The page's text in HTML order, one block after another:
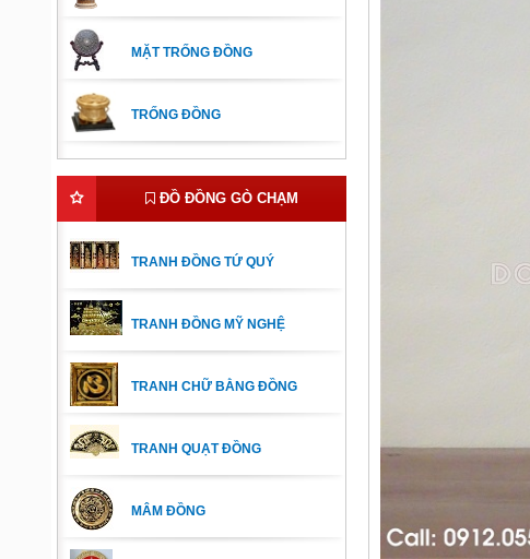
MẶT TRỐNG ĐỒNG
TRỐNG ĐỒNG
ĐỒ ĐỒNG GÒ CHẠM
TRANH ĐỒNG TỨ QUÝ
TRANH ĐỒNG MỸ NGHỆ
TRANH CHỮ BẰNG ĐỒNG
TRANH QUẠT ĐỒNG
MÂM ĐỒNG